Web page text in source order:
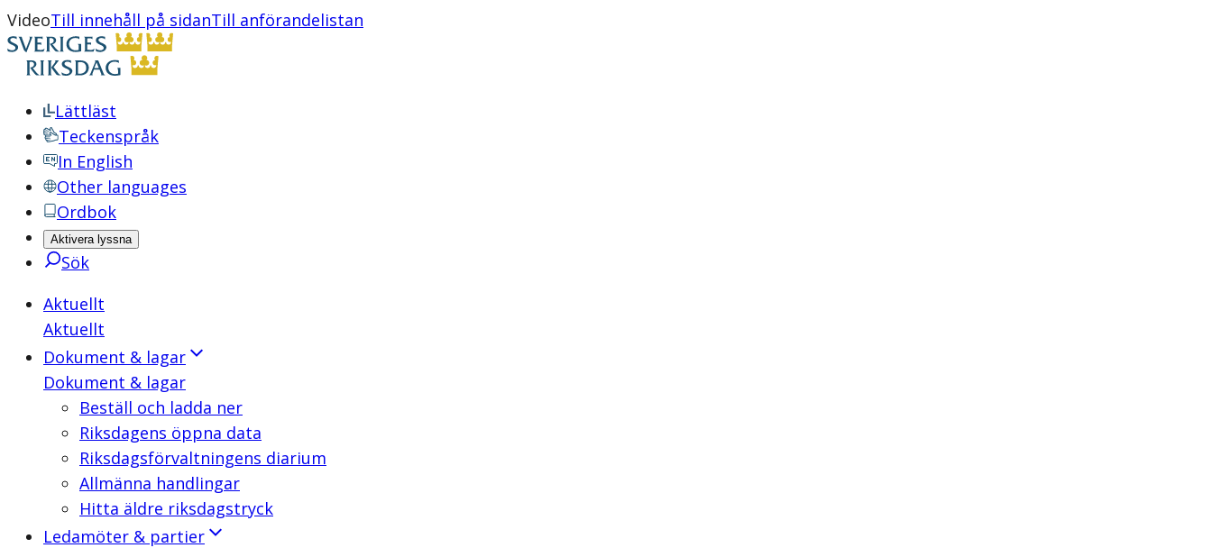
VideoTill innehåll på sidanTill anförandelistan
Lättläst
Teckenspråk
In English
Other languages
Ordbok
Aktivera lyssna
Sök
Aktuellt
Aktuellt
Dokument & lagar
Dokument & lagar
Beställ och ladda ner
Riksdagens öppna data
Riksdagsförvaltningens diarium
Allmänna handlingar
Hitta äldre riksdagstryck
Ledamöter & partier